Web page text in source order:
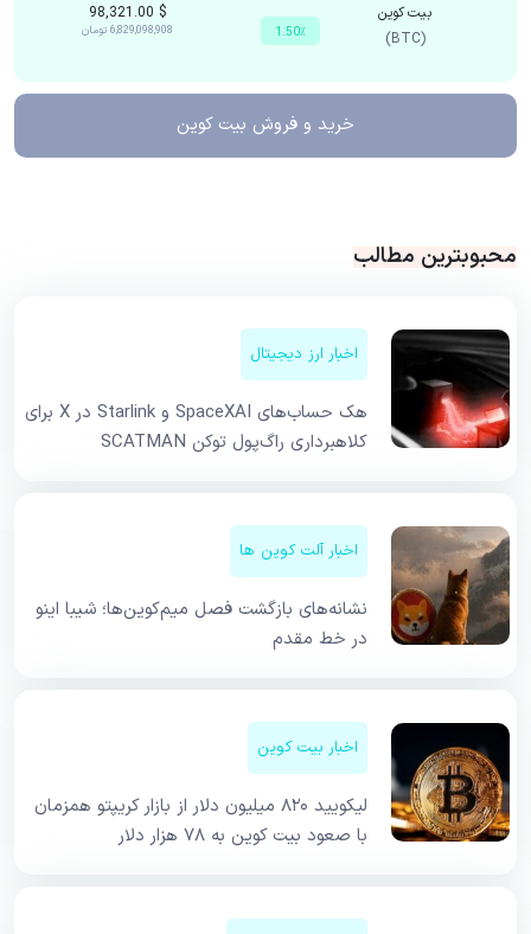
بیت کوین
(BTC)
1.50٪
$
6,829,098,908 تومان
خرید و فروش بیت کوین
محبوبترین مطالب
اخبار ارز دیجیتال
هک حساب‌های SpaceXAI و Starlink در X برای
کلاهبرداری راگ‌پول توکن SCATMAN
اخبار آلت کوین ها
نشانه‌های بازگشت فصل میم‌کوین‌ها؛ شیبا اینو
در خط مقدم
اخبار بیت کوین
لیکویید ۸۲۰ میلیون دلار از بازار کریپتو همزمان
با صعود بیت کوین به ۷۸ هزار دلار